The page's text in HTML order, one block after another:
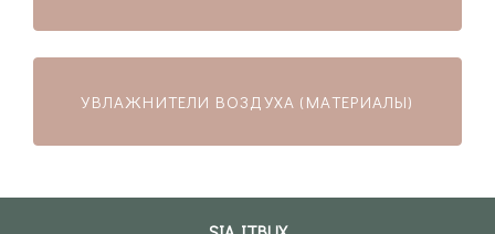
УВЛАЖНИТЕЛИ ВОЗДУХА (МАТЕРИАЛЫ)